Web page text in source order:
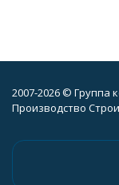
2007-2026 ©
Производство